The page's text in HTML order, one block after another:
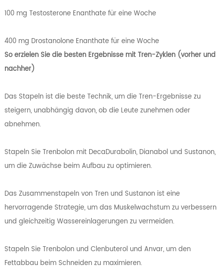
100 mg Testosterone Enanthate für eine Woche
400 mg Drostanolone Enanthate für eine Woche
So erzielen Sie die besten Ergebnisse mit Tren-Zyklen (vorher und
nachher)
Das Stapeln ist die beste Technik, um die Tren-Ergebnisse zu
steigern, unabhängig davon, ob die Leute zunehmen oder
abnehmen.
Stapeln Sie Trenbolon mit DecaDurabolin, Dianabol und Sustanon,
um die Zuwächse beim Aufbau zu optimieren.
Das Zusammenstapeln von Tren und Sustanon ist eine
hervorragende Strategie, um das Muskelwachstum zu verbessern
und gleichzeitig Wassereinlagerungen zu vermeiden.
Stapeln Sie Trenbolon und Clenbuterol und Anvar, um den
Fettabbau beim Schneiden zu maximieren.